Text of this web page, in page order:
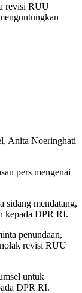
revisi RUU
Anita Noeringhati
pers mengenai
sidang mendatang,
kepada DPR RI.
penundaan,
revisi RUU
untuk
DPR RI.